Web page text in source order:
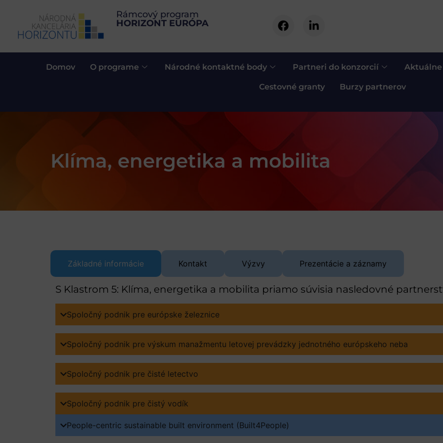
Rámcový program
HORIZONT EURÓPA
Domov O programe Národné kontaktné body Partneri do konzorcií Aktuálne
Cestovné granty Burzy partnerov
Klíma, energetika a mobilita
Základné informácie Kontakt Výzvy Prezentácie a záznamy
S Klastrom 5: Klíma, energetika a mobilita priamo súvisia nasledovné
Spoločný podnik pre európske železnice
Spoločný podnik pre výskum manažmentu letovej prevádzky jednotného európskeho neba
Spoločný podnik pre čisté letectvo
Spoločný podnik pre čistý vodík
People-centric sustainable built environment (Built4People)